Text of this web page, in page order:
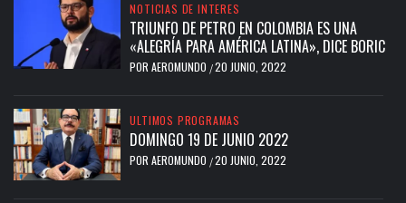
NOTICIAS DE INTERES
TRIUNFO DE PETRO EN COLOMBIA ES UNA
«ALEGRÍA PARA AMÉRICA LATINA», DICE BORIC
POR AEROMUNDO /20 JUNIO, 2022
ULTIMOS PROGRAMAS
DOMINGO 19 DE JUNIO 2022
POR AEROMUNDO /20 JUNIO, 2022